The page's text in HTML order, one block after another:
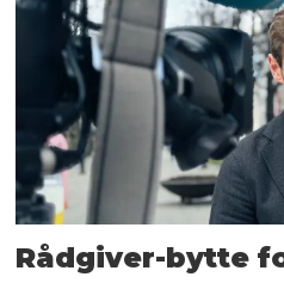
Rådgiver-bytte